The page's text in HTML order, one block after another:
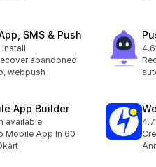
SMS & Push
install
abandoned
webpush
4.6
총
App Builder
available
Mobile App In 60
4.7
총